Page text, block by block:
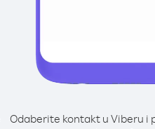
Odaberite kontakt u Viberu i